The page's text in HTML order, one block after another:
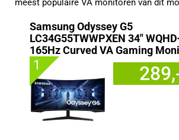
meest populaire VA monitoren van dit
Samsung Odyssey G5
LC34G55TWWPXEN 34"
165Hz Curved VA Gaming
1